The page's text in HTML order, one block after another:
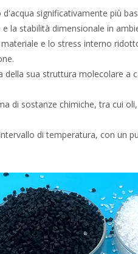
significativamente più
la stabilità dimensionale in
e lo stress interno
sua struttura molecolare a
di sostanze chimiche, tra cui
di temperatura, con un